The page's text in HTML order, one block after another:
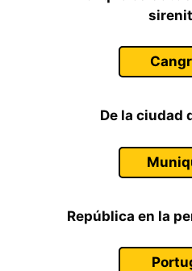
De la ciudad
República en la